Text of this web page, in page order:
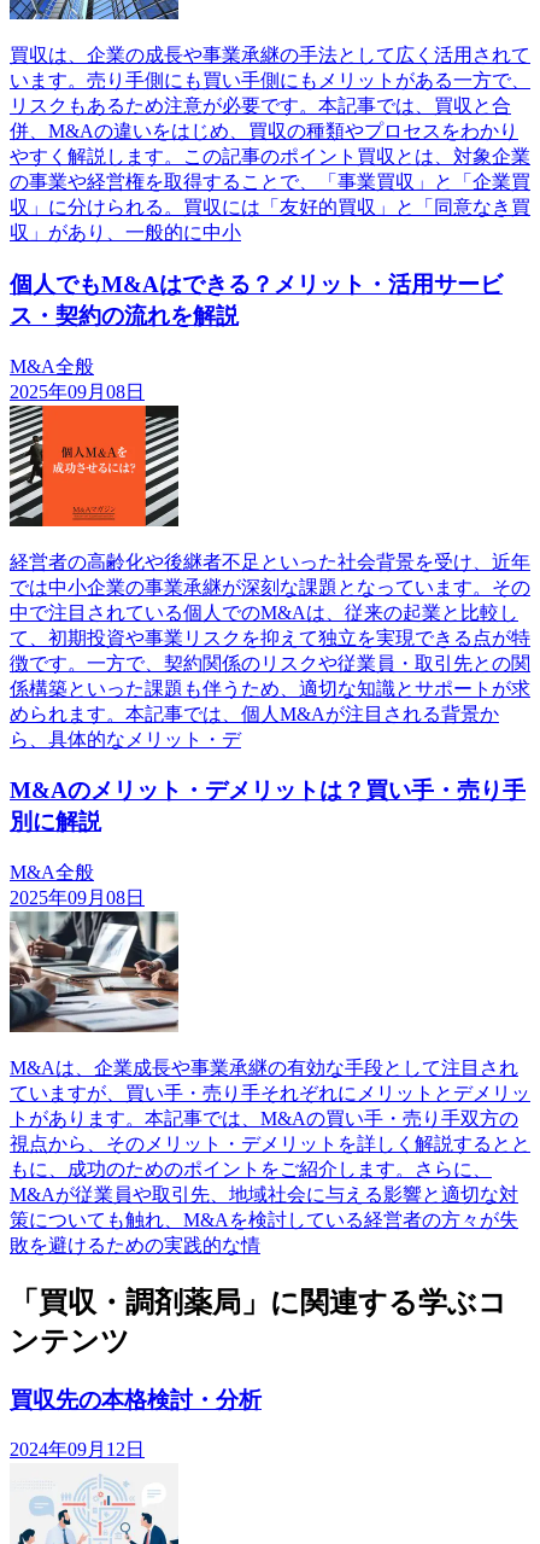
買収は、企業の成長や事業承継の手法として広く活用されて
います。売り手側にも買い手側にもメリットがある一方で、
リスクもあるため注意が必要です。本記事では、買収と合
併、M&Aの違いをはじめ、買収の種類やプロセスをわかり
やすく解説します。この記事のポイント買収とは、対象企業
の事業や経営権を取得することで、「事業買収」と「企業買
収」に分けられる。買収には「友好的買収」と「同意なき買
収」があり、一般的に中小
個人でもM&Aはできる？メリット・活用サービ
ス・契約の流れを解説
M&A全般
2025年09月08日
経営者の高齢化や後継者不足といった社会背景を受け、近年
では中小企業の事業承継が深刻な課題となっています。その
中で注目されている個人でのM&Aは、従来の起業と比較し
て、初期投資や事業リスクを抑えて独立を実現できる点が特
徴です。一方で、契約関係のリスクや従業員・取引先との関
係構築といった課題も伴うため、適切な知識とサポートが求
められます。本記事では、個人M&Aが注目される背景か
ら、具体的なメリット・デ
M&Aのメリット・デメリットは？買い手・売り手
別に解説
M&A全般
2025年09月08日
M&Aは、企業成長や事業承継の有効な手段として注目され
ていますが、買い手・売り手それぞれにメリットとデメリッ
トがあります。本記事では、M&Aの買い手・売り手双方の
視点から、そのメリット・デメリットを詳しく解説するとと
もに、成功のためのポイントをご紹介します。さらに、
M&Aが従業員や取引先、地域社会に与える影響と適切な対
策についても触れ、M&Aを検討している経営者の方々が失
敗を避けるための実践的な情
「買収・調剤薬局」に関連する学ぶコ
ンテンツ
買収先の本格検討・分析
2024年09月12日